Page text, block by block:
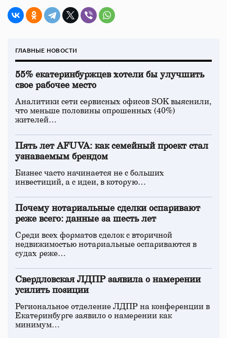
ГЛАВНЫЕ НОВОСТИ
55% екатеринбуржцев хотели бы улучшить
свое рабочее место
Аналитики сети сервисных офисов SOK выяснили,
что меньше половины опрошенных (40%)
жителей…
Пять лет AFUVA: как семейный проект стал
узнаваемым брендом
Бизнес часто начинается не с больших
инвестиций, а с идеи, в которую…
Почему нотариальные сделки оспаривают
реже всего: данные за шесть лет
Среди всех форматов сделок с вторичной
недвижимостью нотариальные оспариваются в
судах реже…
Свердловская ЛДПР заявила о намерении
усилить позиции
Региональное отделение ЛДПР на конференции в
Екатеринбурге заявило о намерении как
минимум…